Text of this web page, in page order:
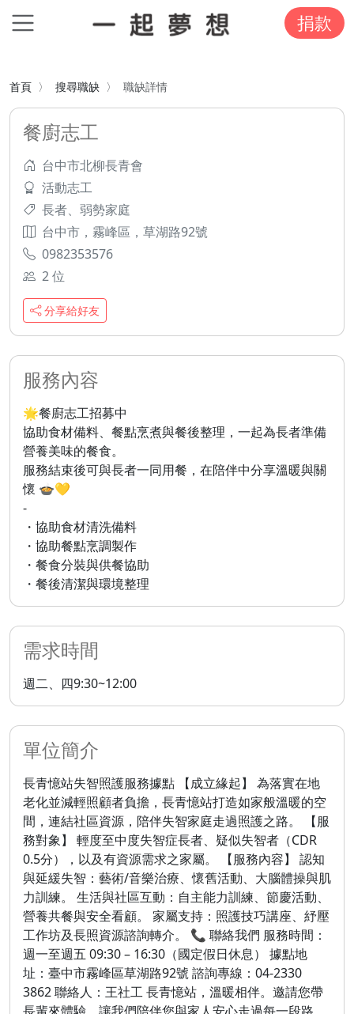
捐款
首頁 搜尋職缺 職缺詳情
餐廚志工
台中市北柳長青會
活動志工
長者、弱勢家庭
台中市，霧峰區，草湖路92號
0982353576
2 位
分享給好友
服務內容
🌟餐廚志工招募中
協助食材備料、餐點烹煮與餐後整理，一起為長者準備
營養美味的餐食。
服務結束後可與長者一同用餐，在陪伴中分享溫暖與關
懷 🍲💛
-
・協助食材清洗備料
・協助餐點烹調製作
・餐食分裝與供餐協助
・餐後清潔與環境整理
需求時間
週二、四9:30~12:00
單位簡介
長青憶站失智照護服務據點 【成立緣起】 為落實在地
老化並減輕照顧者負擔，長青憶站打造如家般溫暖的空
間，連結社區資源，陪伴失智家庭走過照護之路。 【服
務對象】 輕度至中度失智症長者、疑似失智者（CDR
0.5分），以及有資源需求之家屬。 【服務內容】 認知
與延緩失智：藝術/音樂治療、懷舊活動、大腦體操與肌
力訓練。 生活與社區互動：自主能力訓練、節慶活動、
營養共餐與安全看顧。 家屬支持：照護技巧講座、紓壓
工作坊及長照資源諮詢轉介。 📞 聯絡我們 服務時間：
週一至週五 09:30 – 16:30（國定假日休息） 據點地
址：臺中市霧峰區草湖路92號 諮詢專線：04-2330
3862 聯絡人：王社工 長青憶站，溫暖相伴。邀請您帶